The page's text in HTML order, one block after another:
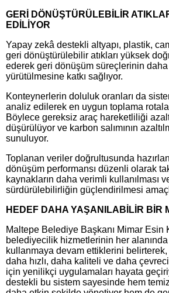
GERİ DÖNÜŞTÜRÜLEBİLİR
EDİLİYOR
Yapay zekâ destekli altyapı, plastik,
geri dönüştürülebilir atıkları yüksek
ederek geri dönüşüm süreçlerinin
yürütülmesine katkı sağlıyor.
Konteynerlerin doluluk oranları da
analiz edilerek en uygun toplama
Böylece gereksiz araç hareketliliği
düşürülüyor ve karbon salımının
sunuluyor.
Toplanan veriler doğrultusunda
dönüşüm performansı düzenli olarak
kaynakların daha verimli kullanılması
sürdürülebilirliğin güçlendirilmesi
HEDEF DAHA YAŞANILABİLİR BİR
Maltepe Belediye Başkanı Mimar Esin
belediyecilik hizmetlerinin her
kullanmaya devam ettiklerini belirterek,
daha hızlı, daha kaliteli ve daha
için yenilikçi uygulamaları hayata
destekli bu sistem sayesinde hem